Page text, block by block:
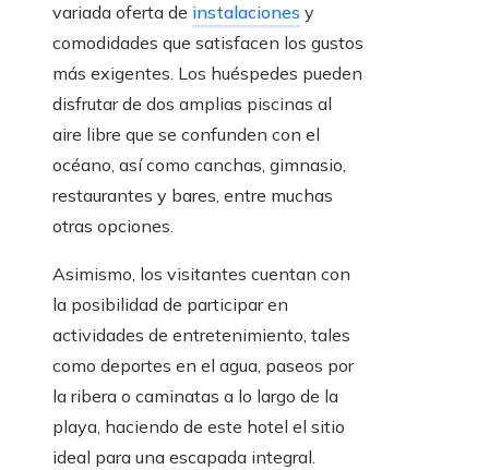
variada oferta de instalaciones y
comodidades que satisfacen los gustos
más exigentes. Los huéspedes pueden
disfrutar de dos amplias piscinas al
aire libre que se confunden con el
océano, así como canchas, gimnasio,
restaurantes y bares, entre muchas
otras opciones.
Asimismo, los visitantes cuentan con
la posibilidad de participar en
actividades de entretenimiento, tales
como deportes en el agua, paseos por
la ribera o caminatas a lo largo de la
playa, haciendo de este hotel el sitio
ideal para una escapada integral.